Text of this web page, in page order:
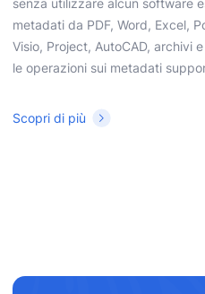
senza utilizzare alcun software
metadati da PDF, Word, Excel,
Visio, Project, AutoCAD, archivi
le operazioni sui metadati
Scopri di più